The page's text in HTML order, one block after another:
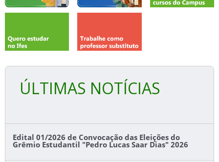
ÚLTIMAS NOTÍCIAS
Edital 01/2026 de Convocação das Eleições do
Grêmio Estudantil "Pedro Lucas Saar Dias" 2026